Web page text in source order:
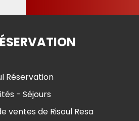
Réservation
- Séjours
ventes de Risoul Resa